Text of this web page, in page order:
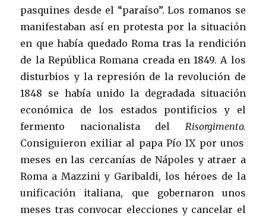
pasquines desde el “paraíso”. Los romanos se
manifestaban así en protesta por la situación
en que había quedado Roma tras la rendición
de la República Romana creada en 1849. A los
disturbios y la represión de la revolución de
1848 se había unido la degradada situación
económica de los estados pontificios y el
fermento nacionalista del Risorgimento.
Consiguieron exiliar al papa Pío IX por unos
meses en las cercanías de Nápoles y atraer a
Roma a Mazzini y Garibaldi, los héroes de la
unificación italiana, que gobernaron unos
meses tras convocar elecciones y cancelar el